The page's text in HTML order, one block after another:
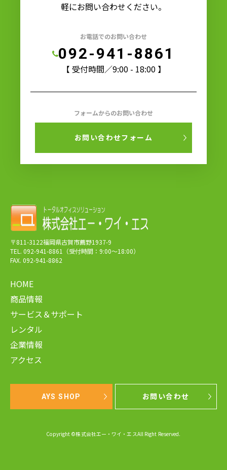
軽にお問い合わせください。
お電話でのお問い合わせ
092-941-8861
【 受付時間／9:00 - 18:00 】
フォームからのお問い合わせ
お問い合わせフォーム
〒811-3122福岡県古賀市薦野1937-9
TEL. 092-941-8861（受付時間：9:00～18:00）
FAX. 092-941-8862
HOME
商品情報
サービス＆サポート
レンタル
企業情報
アクセス
AYS SHOP お問い合わせ
Copyright ©株式会社エー・ワイ・エスAll Right Reserved.